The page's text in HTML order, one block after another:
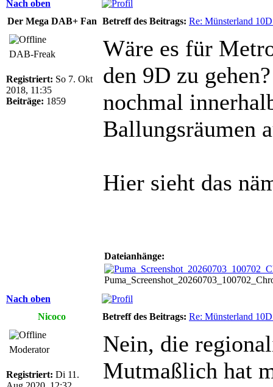
Nach oben
Der Mega DAB+ Fan Betreff des Beitrags: Re: Münsterland
DAB-Freak
Registriert: So 7. Okt
2018, 11:35
Beiträge: 1859
Wäre es für
den 9D zu
nochmal
Ballungsräumen
Hier sieht das
Dateianhänge:
Nach oben
Nicoco
Betreff des Beitrags: Re: Münsterland
Moderator
Registriert: Di 11.
Nein, die
Mutmaßlich hat